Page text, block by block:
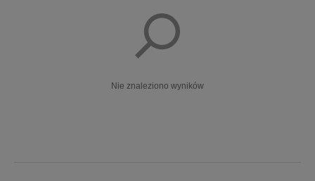
Nie znaleziono wyników